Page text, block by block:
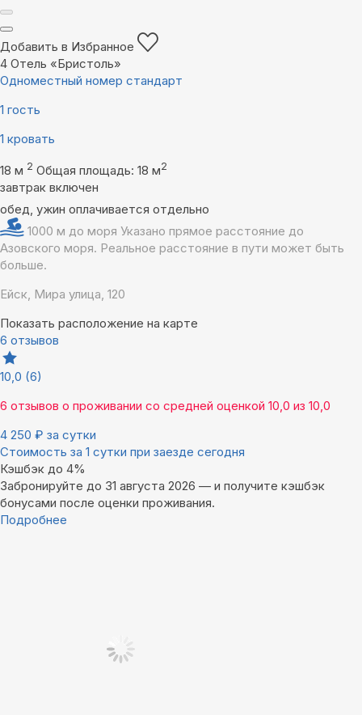
Добавить в Избранное
4 Отель «Бристоль»
Одноместный номер стандарт
1 гость
1 кровать
18 м 2 Общая площадь: 18 м2
завтрак включен
обед, ужин оплачивается отдельно
1000 м до моря Указано прямое расстояние до
Азовского моря. Реальное расстояние в пути может быть
больше.
Ейск, Мира улица, 120
Показать расположение на карте
6 отзывов
10,0 (6)
6 отзывов о проживании со средней оценкой 10,0 из 10,0
4 250 ₽ за сутки
Стоимость за 1 сутки при заезде сегодня
Кэшбэк до 4%
Забронируйте до 31 августа 2026 — и получите кэшбэк
бонусами после оценки проживания.
Подробнее